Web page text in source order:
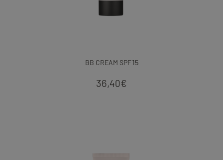
BB CREAM SPF15
36,40€